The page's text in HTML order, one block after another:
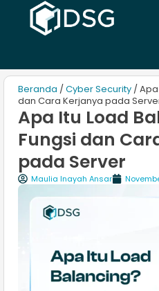
Beranda / Cyber Security /
dan Cara Kerjanya pada
Apa Itu Load
Fungsi dan
pada Server
Maulia Inayah Ansar